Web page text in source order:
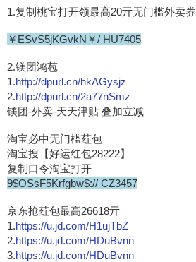
1.复制桃宝打开领最高20亓无门槛外卖券
￥ESvS5jKGvkN￥/ HU7405
2.镁团鸿苞
1.http://dpurl.cn/hkAGysjz
2.http://dpurl.cn/2a77nSmz
镁团-外卖-天天津贴 叠加立减
淘宝必中无门槛荭包
淘宝搜【好运红包28222】
复制口令淘宝打开
9$OSsF5Krfgbw$:// CZ3457
京东抢荭包最高26618亓
1.https://u.jd.com/H1ujTbZ
2.https://u.jd.com/HDuBvnn
3.https://u.jd.com/HDuBvnn